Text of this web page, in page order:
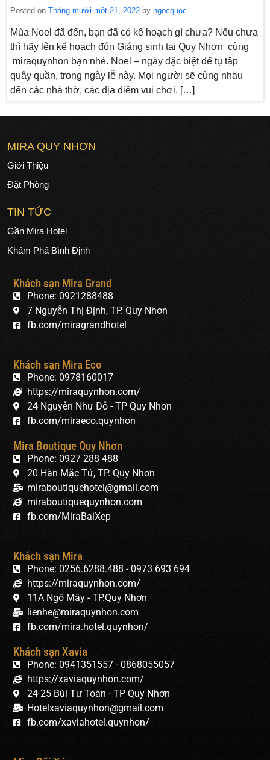
Posted on Tháng mười một 21, 2022 by ngocquoc
Mùa Noel đã đến, bạn đã có kế hoạch gì chưa? Nếu chưa
thì hãy lên kế hoạch đón Giáng sinh tại Quy Nhơn cùng
miraquynhon bạn nhé. Noel – ngày đặc biệt để tụ tập
quây quần, trong ngày lễ này. Mọi người sẽ cùng nhau
đến các nhà thờ, các địa điểm vui chơi. […]
MIRA QUY NHƠN
Giới Thiệu
Đặt Phòng
TIN TỨC
Gần Mira Hotel
Khám Phá Bình Định
Khách sạn Mira Grand
Phone: 0921288488
7 Nguyễn Thị Định, TP. Quy Nhơn
fb.com/miragrandhotel
Khách sạn Mira Eco
Phone: 0978160017
https://miraquynhon.com/
24 Nguyễn Như Đỗ - TP Quy Nhơn
fb.com/miraeco.quynhon
Mira Boutique Quy Nhơn
Phone: 0927 288 488
20 Hàn Mặc Tử, TP. Quy Nhơn
miraboutiquehotel@gmail.com
miraboutiquequynhon.com
fb.com/MiraBaiXep
Khách sạn Mira
Phone: 0256.6288.488 - 0973 693 694
https://miraquynhon.com/
11A Ngô Mây - TP.Quy Nhơn
lienhe@miraquynhon.com
fb.com/mira.hotel.quynhon/
Khách sạn Xavia
Phone: 0941351557 - 0868055057
https://xaviaquynhon.com/
24-25 Bùi Tư Toàn - TP Quy Nhơn
Hotelxaviaquynhon@gmail.com
fb.com/xaviahotel.quynhon/